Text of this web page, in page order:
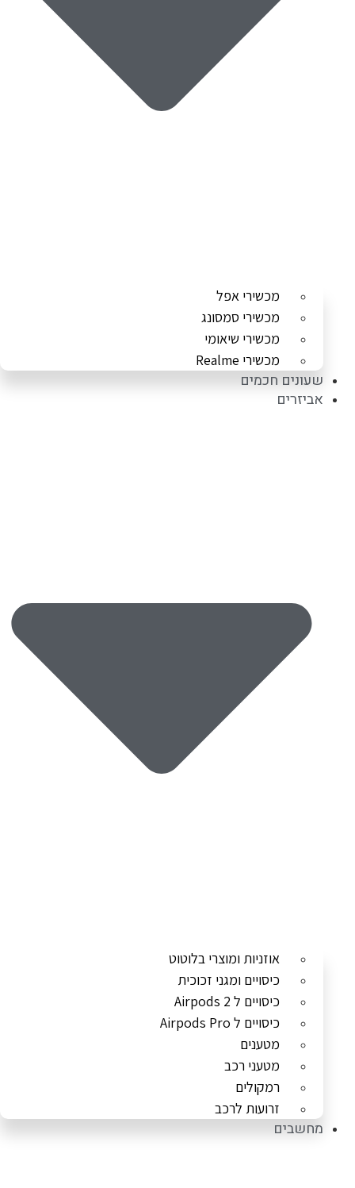
מכשירי אפל
מכשירי סמסונג
מכשירי שיאומי
מכשירי Realme
שעונים חכמים
אביזרים
אוזניות ומוצרי בלוטוט
כיסויים ומגני זכוכית
כיסויים ל Airpods 2
כיסויים ל Airpods Pro
מטענים
מטעני רכב
רמקולים
זרועות לרכב
מחשבים